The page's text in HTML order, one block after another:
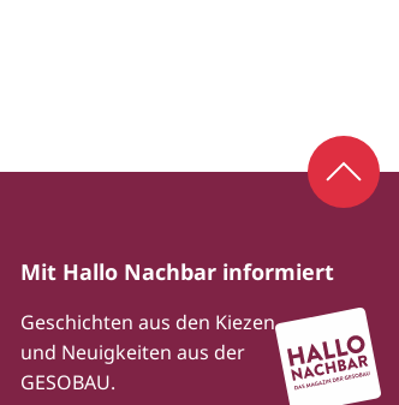
Mit Hallo Nachbar informiert
Geschichten aus den Kiezen
und Neuigkeiten aus der
GESOBAU.